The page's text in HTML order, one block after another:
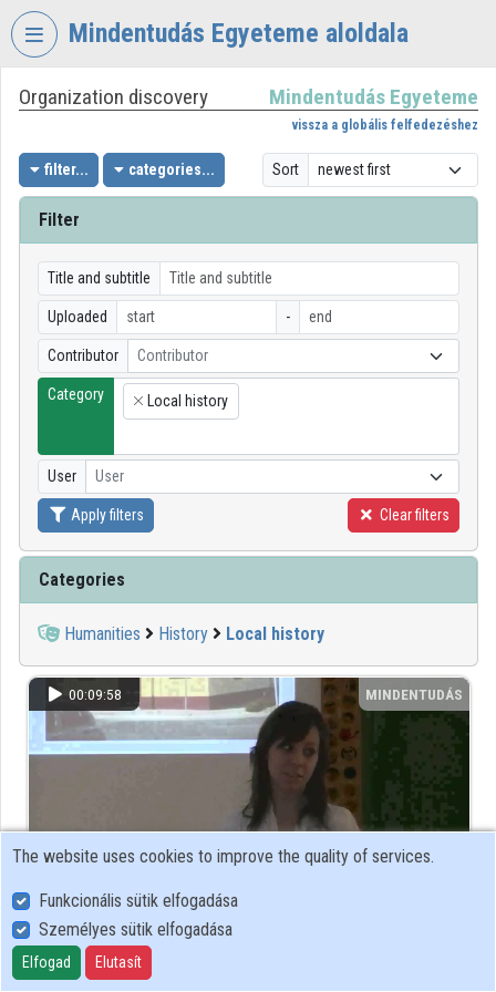
Skip header
Mindentudás Egyeteme aloldala
VIDEOTORIUM
MINDENTUDÁS
EGYETEME
Organization home
Log In
Organization discovery
Categories
Organization playlists
Organizations
Contributors
Organization discovery Mindentudás Egyeteme
vissza a globális felfedezéshez
filter... categories... Sort
Filter
Title and subtitle
Uploaded -
Contributor Contributor
Category
×
Local history
User User
Apply filters Clear filters
Categories
Humanities History Local history
00:09:58 MINDENTUDÁS
Ökumenizmus a XIX. században
271 view
The website uses cookies to improve the quality of services.
Funkcionális sütik elfogadása
Személyes sütik elfogadása
Elfogad Elutasít